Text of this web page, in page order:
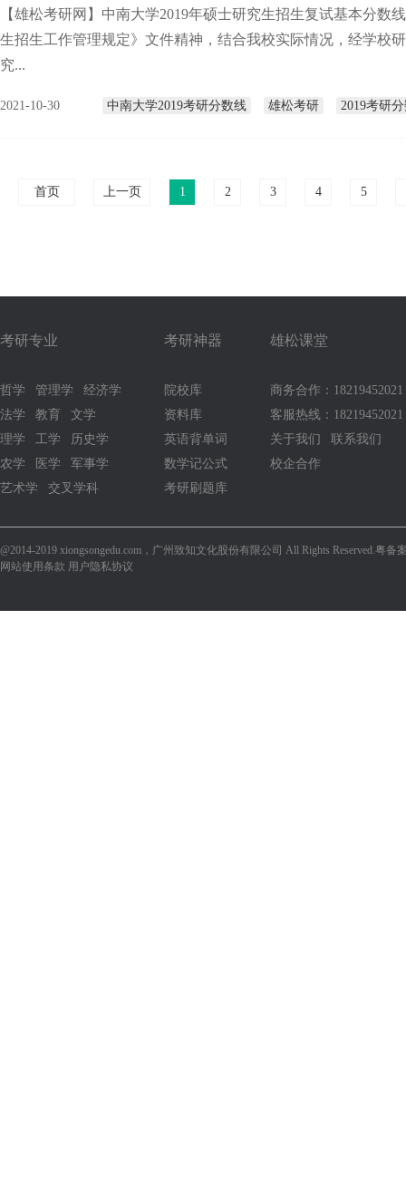
【雄松考研网】中南大学2019年硕士研究生招生复试基本分数
生招生工作管理规定》文件精神，结合我校实际情况，经学校
究...
2021-10-30 中南大学2019考研分数线 雄松考研 2019考研
首页 上一页 1 2 3 4 5
考研专业
哲学 管理学
经济学
法学
教育
文学
理学
工学
历史学
农学
医学
军事学
艺术学
交叉学科
考研神器
院校库
资料库
英语背单词
数学记公式
考研刷题库
雄松课堂
商务合作：
客服热线：18219452021
关于我们
联系我们
校企合作
@2014-2019 xiongsongedu.com，广州致知文化股份有限公司 All Rights Reserved.粤备
网站使用条款 用户隐私协议